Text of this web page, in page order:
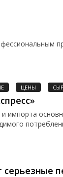
ЦЕНЫ
импорта